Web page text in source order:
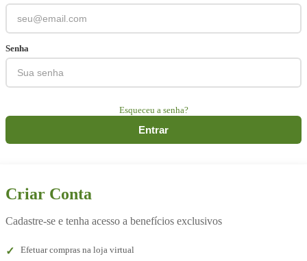
Senha
Esqueceu a senha?
Entrar
Criar Conta
Cadastre-se e tenha acesso a benefícios exclusivos
Efetuar compras na loja virtual